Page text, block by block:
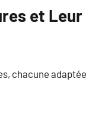
et Leur
chacune adaptée